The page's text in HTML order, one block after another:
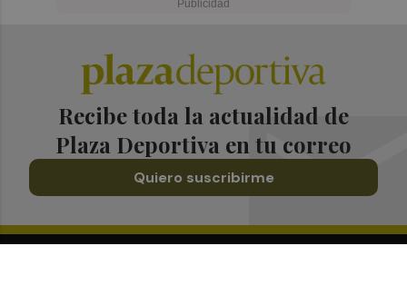
Recibe toda la actualidad de
Plaza Deportiva en tu correo
Quiero suscribirme